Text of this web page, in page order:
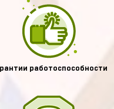
работоспособности